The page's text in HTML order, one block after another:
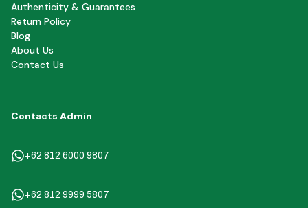
Authenticity & Guarantees
Return Policy
Blog
About Us
Contact Us
Contacts Admin
+62 812 6000 9807
+62 812 9999 5807